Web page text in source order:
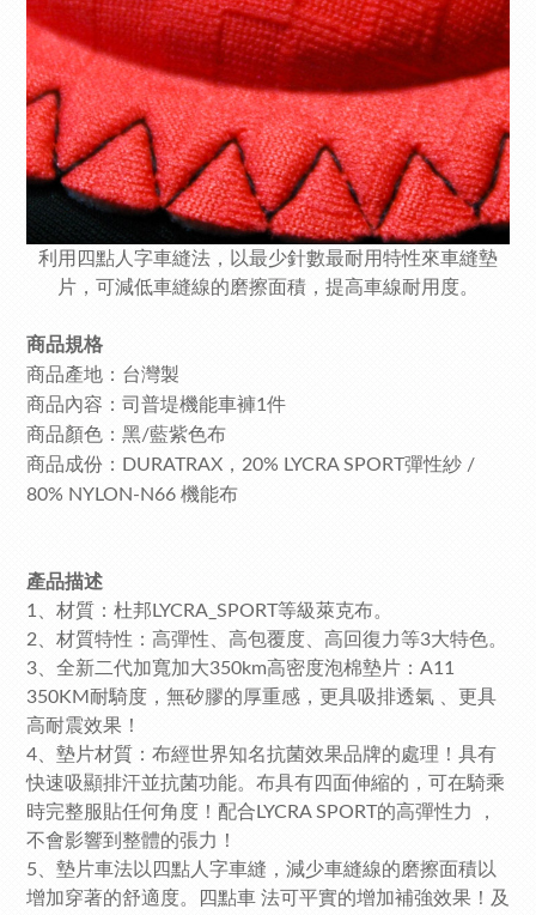
利用四點人字車縫法，以最少針數最耐用特性來車縫墊
片，可減低車縫線的磨擦面積，提高車線耐用度。
商品規格
商品產地：台灣製
商品內容：司普堤機能車褲1件
商品顏色：黑/藍紫色布
商品成份：DURATRAX，20% LYCRA SPORT彈性紗 /
80% NYLON-N66 機能布
產品描述
1、材質：杜邦LYCRA_SPORT等級萊克布。
2、材質特性：高彈性、高包覆度、高回復力等3大特色。
3、全新二代加寬加大350km高密度泡棉墊片：A11
350KM耐騎度，無矽膠的厚重感，更具吸排透氣 、更具
高耐震效果！
4、墊片材質：布經世界知名抗菌效果品牌的處理！具有
快速吸顯排汗並抗菌功能。 布具有四面伸縮的，可在騎乘
時完整服貼任何角度！配合LYCRA SPORT的高彈性力 ，
不會影響到整體的張力！
5、墊片車法以四點人字車縫，減少車縫線的磨擦面積以
增加穿著的舒適度。四點車 法可平實的增加補強效果！及